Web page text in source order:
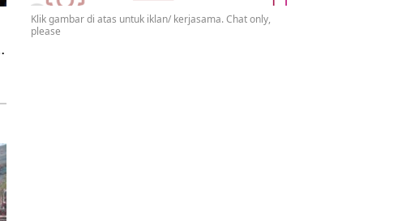
Klik gambar di atas untuk iklan/ kerjasama. Chat only,
please